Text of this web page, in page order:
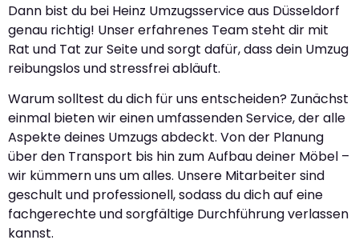
Dann bist du bei Heinz Umzugsservice aus Düsseldorf
genau richtig! Unser erfahrenes Team steht dir mit
Rat und Tat zur Seite und sorgt dafür, dass dein Umzug
reibungslos und stressfrei abläuft.
Warum solltest du dich für uns entscheiden? Zunächst
einmal bieten wir einen umfassenden Service, der alle
Aspekte deines Umzugs abdeckt. Von der Planung
über den Transport bis hin zum Aufbau deiner Möbel –
wir kümmern uns um alles. Unsere Mitarbeiter sind
geschult und professionell, sodass du dich auf eine
fachgerechte und sorgfältige Durchführung verlassen
kannst.